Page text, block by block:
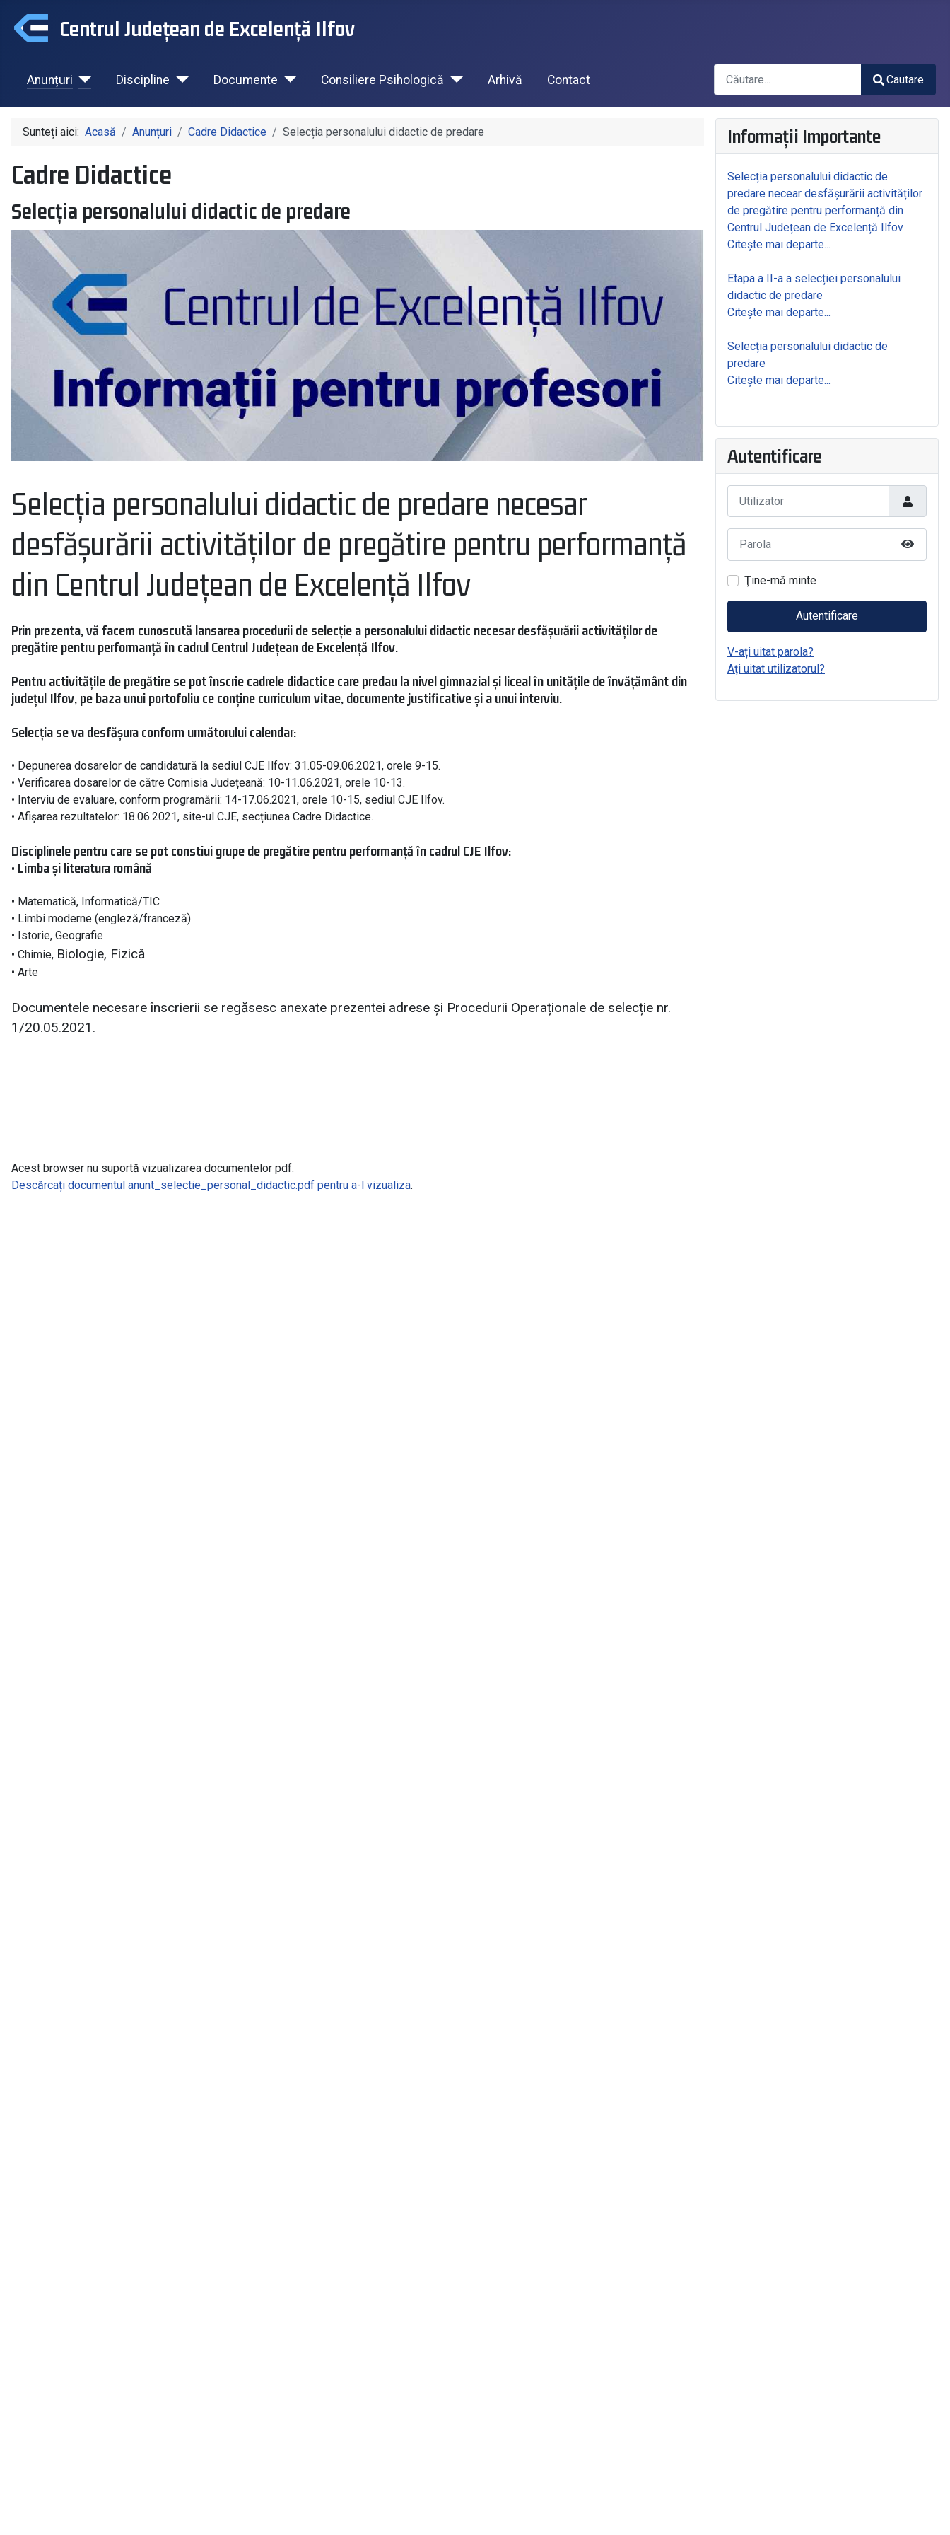
Centrul Județean de Excelență Ilfov
Anunțuri Discipline Documente Consiliere Psihologică Arhivă Contact
Căutare
Cautare
Sunteți aici: Acasă Anunțuri Cadre Didactice Selecția personalului didactic de predare
Cadre Didactice
Selecția personalului didactic de predare
Selecția personalului didactic de predare necesar
desfășurării activităților de pregătire pentru performanță
din Centrul Județean de Excelență Ilfov
Prin prezenta, vă facem cunoscută lansarea procedurii de selecție a personalului didactic necesar desfășurării activităților de
pregătire pentru performanță în cadrul Centrul Județean de Excelență Ilfov.
Pentru activitățile de pregătire se pot înscrie cadrele didactice care predau la nivel gimnazial și liceal în unitățile de învățământ din
județul Ilfov, pe baza unui portofoliu ce conține curriculum vitae, documente justificative și a unui interviu.
Selecția se va desfășura conform următorului calendar:
• Depunerea dosarelor de candidatură la sediul CJE Ilfov: 31.05-09.06.2021, orele 9-15.
• Verificarea dosarelor de către Comisia Județeană: 10-11.06.2021, orele 10-13.
• Interviu de evaluare, conform programării: 14-17.06.2021, orele 10-15, sediul CJE Ilfov.
• Afișarea rezultatelor: 18.06.2021, site-ul CJE, secțiunea Cadre Didactice.
Disciplinele pentru care se pot constiui grupe de pregătire pentru performanță în cadrul CJE Ilfov:
• Limba și literatura română
• Matematică, Informatică/TIC
• Limbi moderne (engleză/franceză)
• Istorie, Geografie
• Chimie, Biologie, Fizică
• Arte
Documentele necesare înscrierii se regăsesc anexate prezentei adrese și Procedurii Operaționale de selecție nr.
1/20.05.2021.
Acest browser nu suportă vizualizarea documentelor pdf.
Descărcați documentul anunt_selectie_personal_didactic.pdf pentru a-l vizualiza.
Informații Importante
Selecția personalului didactic de
predare necear desfășurării activităților
de pregătire pentru performanță din
Centrul Județean de Excelență Ilfov
Citește mai departe...
Etapa a II-a a selecției personalului
didactic de predare
Citește mai departe...
Selecția personalului didactic de
predare
Citește mai departe...
Autentificare
Arată
Ţine-mă minte
Autentificare
V-ați uitat parola?
Ați uitat utilizatorul?